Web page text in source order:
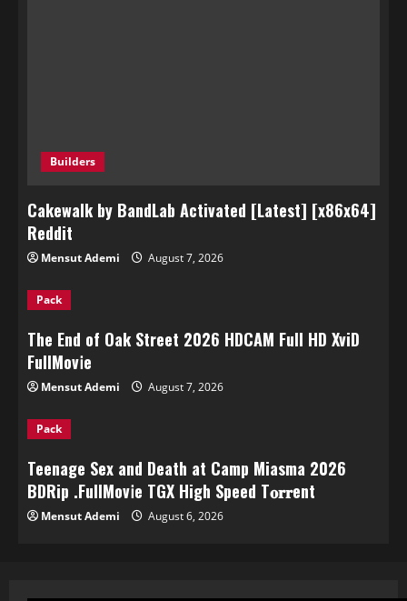
Builders
Cakewalk by BandLab Activated [Latest] [x86x64]
Reddit
Mensut Ademi August 7, 2026
Pack
The End of Oak Street 2026 HDCAM Full HD XviD
FullMov𝗂e
Mensut Ademi August 7, 2026
Pack
Teenage Sex and Death at Camp Miasma 2026
BDRip .FullMov𝗂e TGX High Speed T𝐨𝐫𝐫ent
Mensut Ademi August 6, 2026